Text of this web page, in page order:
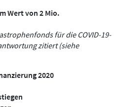
Wert von 2 Mio.
für die COVID-19-
zitiert (siehe
2020